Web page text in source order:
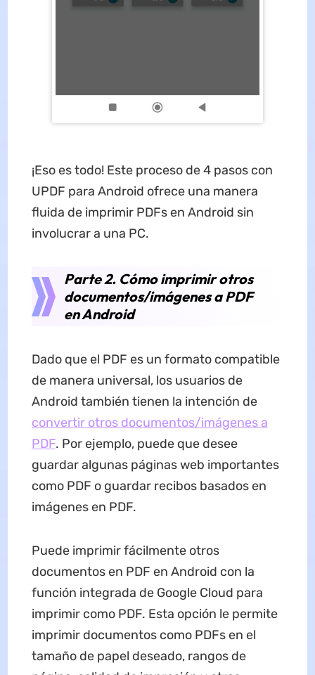
¡Eso es todo! Este proceso de 4 pasos con
UPDF para Android ofrece una manera
fluida de imprimir PDFs en Android sin
involucrar a una PC.
Parte 2. Cómo imprimir otros
documentos/imágenes a PDF
en Android
Dado que el PDF es un formato compatible
de manera universal, los usuarios de
Android también tienen la intención de
convertir otros documentos/imágenes a
PDF. Por ejemplo, puede que desee
guardar algunas páginas web importantes
como PDF o guardar recibos basados en
imágenes en PDF.
Puede imprimir fácilmente otros
documentos en PDF en Android con la
función integrada de Google Cloud para
imprimir como PDF. Esta opción le permite
imprimir documentos como PDFs en el
tamaño de papel deseado, rangos de